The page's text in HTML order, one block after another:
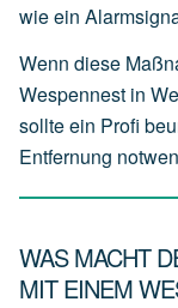
wie ein
Wenn diese
Wespennest in
sollte ein Profi
Entfernung
WAS MACHT
MIT EINEM